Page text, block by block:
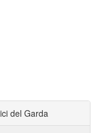
del Garda